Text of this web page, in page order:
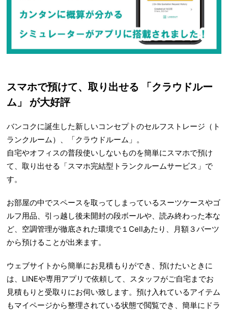
スマホで預けて、取り出せる 「クラウドルー
ム」 が大好評
バンコクに誕生した新しいコンセプトのセルフストレージ（ト
ランクルーム）、「クラウドルーム」。
自宅やオフィスの普段使いしないものを簡単にスマホで預け
て、取り出せる「スマホ完結型トランクルームサービス」で
す。
お部屋の中でスペースを取ってしまっているスーツケースやゴ
ルフ用品、引っ越し後未開封の段ボールや、読み終わった本な
ど、空調管理が徹底された環境で１Cellあたり、月額３バーツ
から預けることが出来ます。
ウェブサイトから簡単にお見積もりができ、預けたいときに
は、LINEや専用アプリで依頼して、スタッフがご自宅までお
見積もりと受取りにお伺い致します。預け入れているアイテム
もマイページから整理されている状態で閲覧でき、簡単にドラ